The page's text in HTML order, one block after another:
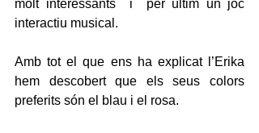
molt interessants  i  per últim un joc
interactiu musical.
Amb tot el que ens ha explicat l’Erika
hem descobert que els seus colors
preferits són el blau i el rosa.